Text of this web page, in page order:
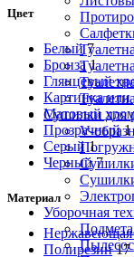
Сушилки для
V-
Уборочная
Цвет
Белый 7
Бронза 1
Глянцевый
Картинка или
Матовый
Прозрачный 1
Серый 1
Черный 7
Материал
Нержавеющая
Полирезин 17